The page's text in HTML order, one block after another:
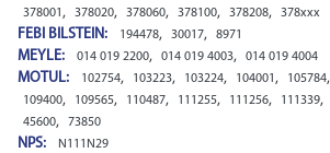
378001 , 378020, 378060, 378100, 378208, 378xxx
FEBI BILSTEIN: 194478, 30017, 8971
MEYLE: 014 019 2200, 014 019 4003, 014 019 4004
MOTUL: 102754, 103223, 103224, 104001 , 105784,
109400, 109565, 110487, 111255, 111256, 111339,
45600, 73850
NPS: N111N29